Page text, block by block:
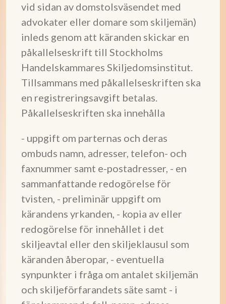
vid sidan av domstolsväsendet med
advokater eller domare som skiljemän)
inleds genom att käranden skickar en
påkallelseskrift till Stockholms
Handelskammares Skiljedomsinstitut.
Tillsammans med påkallelseskriften ska
en registreringsavgift betalas.
Påkallelseskriften ska innehålla
- uppgift om parternas och deras
ombuds namn, adresser, telefon- och
faxnummer samt e-postadresser, - en
sammanfattande redogörelse för
tvisten, - preliminär uppgift om
kärandens yrkanden, - kopia av eller
redogörelse för innehållet i det
skiljeavtal eller den skiljeklausul som
käranden åberopar, - eventuella
synpunkter i fråga om antalet skiljemän
och skiljeförfarandets säte samt - i